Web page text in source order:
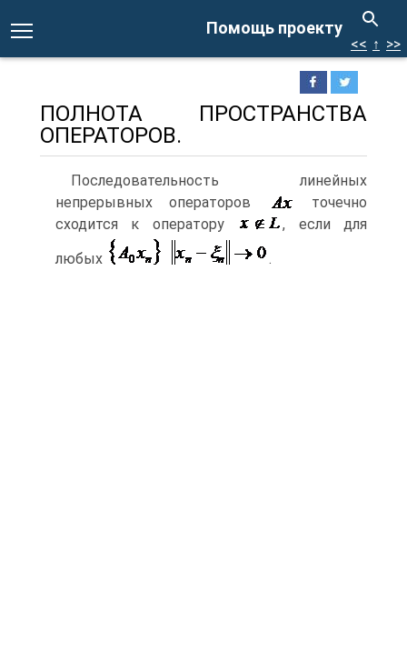
Помощь проекту
<< ↑ >>
ПОЛНОТА ПРОСТРАНСТВА
ОПЕРАТОРОВ.
Последовательность линейных
непрерывных операторов
точечно
сходится к оператору
, если для
любых
.